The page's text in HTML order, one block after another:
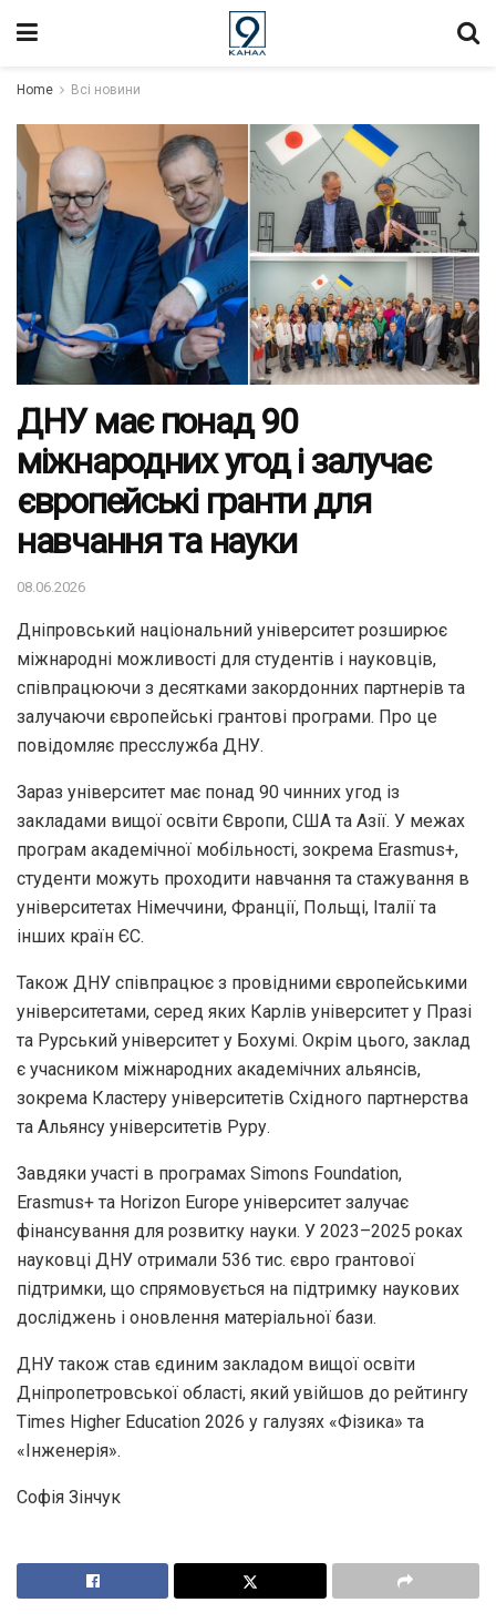
Home Всі новини
ДНУ має понад 90
міжнародних угод і залучає
європейські гранти для
навчання та науки
08.06.2026
Дніпровський національний університет розширює
міжнародні можливості для студентів і науковців,
співпрацюючи з десятками закордонних партнерів та
залучаючи європейські грантові програми. Про це
повідомляє пресслужба ДНУ.
Зараз університет має понад 90 чинних угод із
закладами вищої освіти Європи, США та Азії. У межах
програм академічної мобільності, зокрема Erasmus+,
студенти можуть проходити навчання та стажування в
університетах Німеччини, Франції, Польщі, Італії та
інших країн ЄС.
Також ДНУ співпрацює з провідними європейськими
університетами, серед яких Карлів університет у Празі
та Рурський університет у Бохумі. Окрім цього, заклад
є учасником міжнародних академічних альянсів,
зокрема Кластеру університетів Східного партнерства
та Альянсу університетів Руру.
Завдяки участі в програмах Simons Foundation,
Erasmus+ та Horizon Europe університет залучає
фінансування для розвитку науки. У 2023–2025 роках
науковці ДНУ отримали 536 тис. євро грантової
підтримки, що спрямовується на підтримку наукових
досліджень і оновлення матеріальної бази.
ДНУ також став єдиним закладом вищої освіти
Дніпропетровської області, який увійшов до рейтингу
Times Higher Education 2026 у галузях «Фізика» та
«Інженерія».
Софія Зінчук